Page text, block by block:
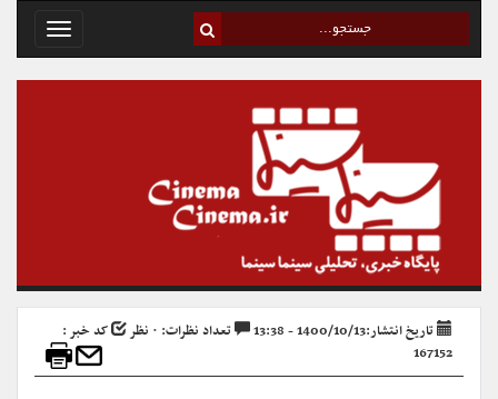
Toggle
تاریخ انتشار:1400/10/13 - 13:38 تعداد نظرات: ۰ نظر
کد خبر :
167152